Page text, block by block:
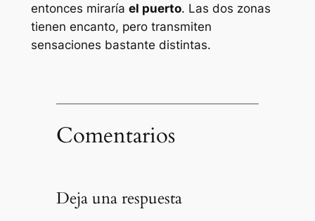
entonces miraría el puerto. Las dos zonas
tienen encanto, pero transmiten
sensaciones bastante distintas.
Comentarios
Deja una respuesta